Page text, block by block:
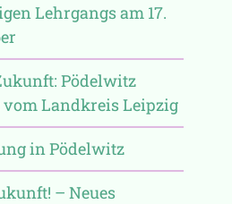
Lehrgangs am 17.
Pödelwitz
Landkreis Leipzig
in Pödelwitz
– Neues